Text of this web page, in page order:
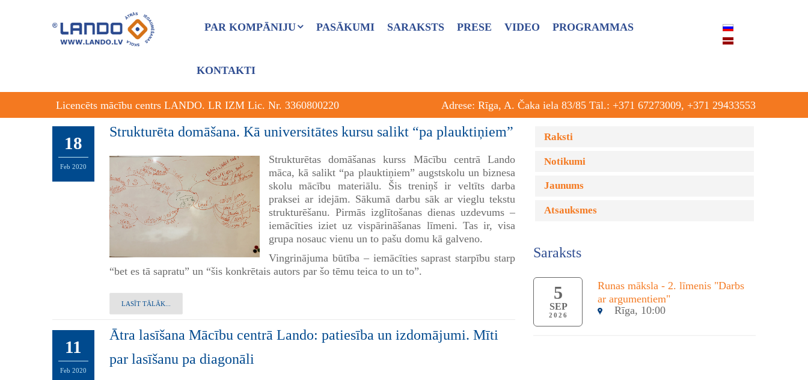
PAR KOMPĀNIJU PASĀKUMI SARAKSTS PRESE VIDEO PROGRAMMAS
KONTAKTI
Licencēts mācību centrs LANDO. LR IZM Lic. Nr. 3360800220 Adrese: Rīga, A. Čaka iela 83/85 Tāl.: +371 67273009, +371 29433553
18
Feb 2020
Strukturēta domāšana. Kā universitātes kursu salikt “pa plauktiņiem”
Strukturētas domāšanas kurss Mācību centrā Lando
māca, kā salikt “pa plauktiņiem” augstskolu un biznesa
skolu mācību materiālu. Šis treniņš ir veltīts darba
praksei ar idejām. Sākumā darbu sāk ar vieglu tekstu
strukturēšanu. Pirmās izglītošanas dienas uzdevums –
iemācīties iziet uz vispārināšanas līmeni. Tas ir, visa
grupa nosauc vienu un to pašu domu kā galveno.
Vingrinājuma būtība – iemācīties saprast starpību starp
“bet es tā sapratu” un “šis konkrētais autors par šo tēmu teica to un to”.
LASĪT TĀLĀK...
11
Feb 2020
Ātra lasīšana Mācību centrā Lando: patiesība un izdomājumi. Mīti
par lasīšanu pa diagonāli
Raksti
Notikumi
Jaunums
Atsauksmes
Saraksts
5
SEP
2026
Runas māksla - 2. līmenis "Darbs
ar argumentiem"
Rīga, 10:00